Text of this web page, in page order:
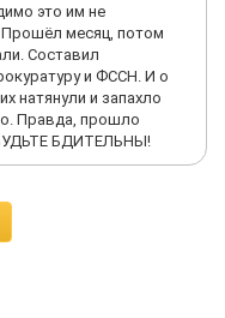
это им не
месяц, потом
Составил
и ФССН. И о
натянули и запахло
Правда, прошло
БУДЬТЕ БДИТЕЛЬНЫ!